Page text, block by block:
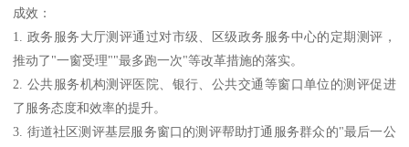
成效：
1. 政务服务大厅测评通过对市级、区级政务服务中心的定期测评，
推动了"一窗受理""最多跑一次"等改革措施的落实。
2. 公共服务机构测评医院、银行、公共交通等窗口单位的测评促进
了服务态度和效率的提升。
3. 街道社区测评基层服务窗口的测评帮助打通服务群众的"最后一公